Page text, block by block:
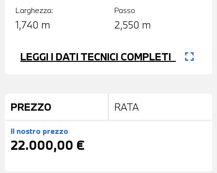
Larghezza:
1,740 m
Passo
2,550 m
LEGGI I DATI TECNICI COMPLETI fullscreen
PREZZO RATA
Il nostro prezzo
22.000,00 €